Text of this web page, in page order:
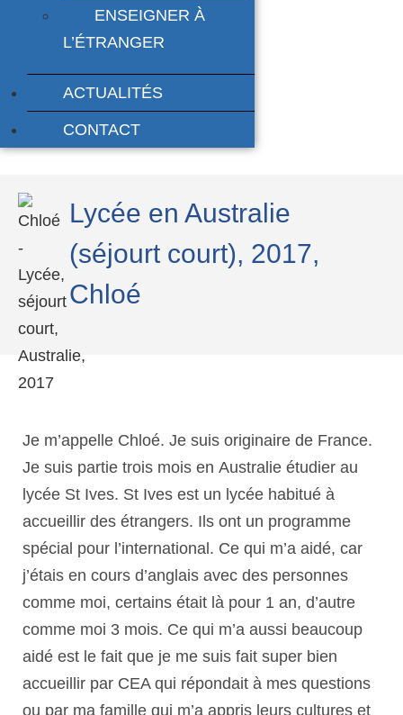
ENSEIGNER À
L’ÉTRANGER
ACTUALITÉS
CONTACT
Lycée en Australie
(séjourt court), 2017,
Chloé
Je m’appelle Chloé. Je suis originaire de France.
Je suis partie trois mois en Australie étudier au
lycée St Ives. St Ives est un lycée habitué à
accueillir des étrangers. Ils ont un programme
spécial pour l’international. Ce qui m’a aidé, car
j’étais en cours d’anglais avec des personnes
comme moi, certains était là pour 1 an, d’autre
comme moi 3 mois. Ce qui m’a aussi beaucoup
aidé est le fait que je me suis fait super bien
accueillir par CEA qui répondait à mes questions
ou par ma famille qui m’a appris leurs cultures et